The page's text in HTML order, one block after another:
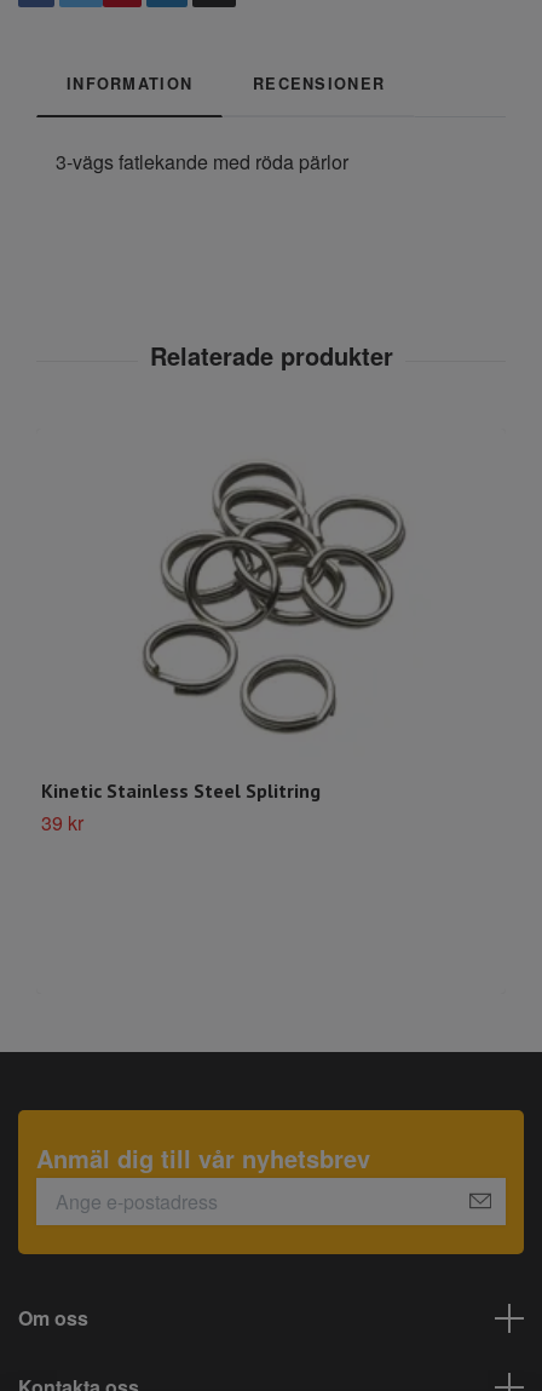
INFORMATION RECENSIONER
3-vägs fatlekande med röda pärlor
Kinetic Stainless Steel Splitring
39 kr
Anmäl dig till vår nyhetsbrev
Om oss